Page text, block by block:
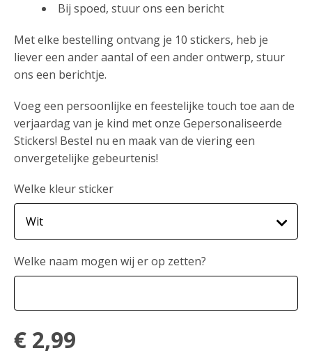
Bij spoed, stuur ons een bericht
Met elke bestelling ontvang je 10 stickers, heb je
liever een ander aantal of een ander ontwerp, stuur
ons een berichtje.
Voeg een persoonlijke en feestelijke touch toe aan de
verjaardag van je kind met onze Gepersonaliseerde
Stickers! Bestel nu en maak van de viering een
onvergetelijke gebeurtenis!
Welke kleur sticker
Welke naam mogen wij er op zetten?
€ 2,99